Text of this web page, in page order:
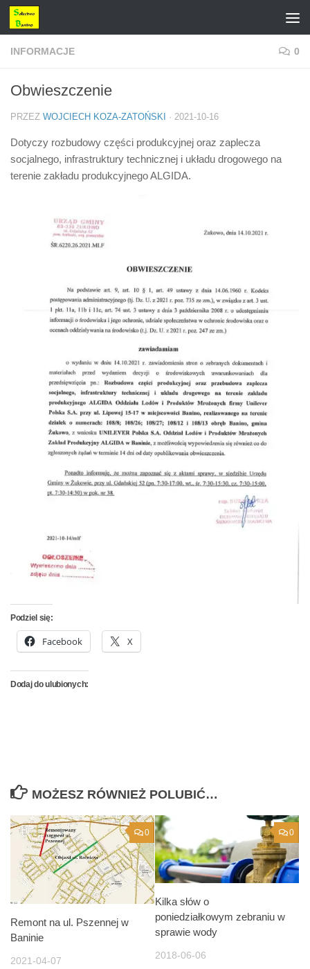
Przejdź do treści
INFORMACJE 0
Obwieszczenie
PRZEZ WOJCIECH KOZA-ZATOŃSKI · 2021-10-16
Dotyczy rozbudowy części produkcyjnej oraz zaplecza
socjalnego, infrastruktury technicznej i układu drogowego na
terenie zakładu produkcyjnego ALGIDA.
Podziel się:
Facebook X
Dodaj do ulubionych:
MOŻESZ RÓWNIEŻ POLUBIĆ…
0
Remont na ul. Pszennej w
Baninie
2021-04-07
0
Kilka słów o
poniedziałkowym zebraniu w
sprawie wody
2018-06-06